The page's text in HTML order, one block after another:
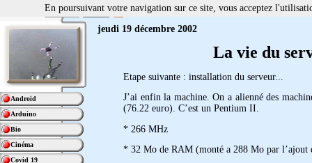
Android
Arduino
Bio
Cinéma
Covid 19
jeudi 19 décembre 2002
La vie du
Etape suivante : installation du serveur...
J’ai enfin la machine. On a alienné des
(76.22 euro). C’est un Pentium II.
* 266 MHz
* 32 Mo de RAM (monté a 288 Mo par l’ajout
En poursuivant votre navigation sur ce site, vous acceptez